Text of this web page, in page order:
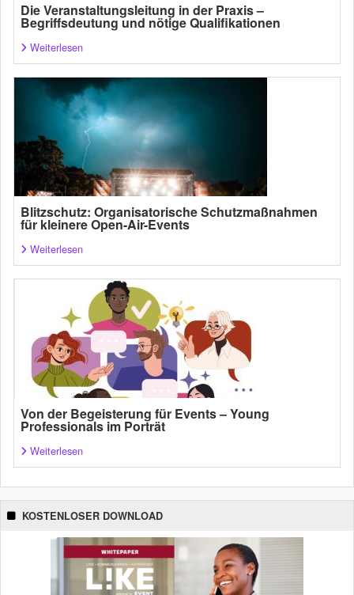
Die Veranstaltungsleitung in der Praxis –
Begriffsdeutung und nötige Qualifikationen
Weiterlesen
Blitzschutz: Organisatorische Schutzmaßnahmen
für kleinere Open-Air-Events
Weiterlesen
Von der Begeisterung für Events – Young
Professionals im Porträt
Weiterlesen
KOSTENLOSER DOWNLOAD